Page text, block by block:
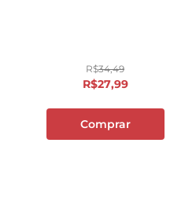
R$34,49
R$27,99
Comprar